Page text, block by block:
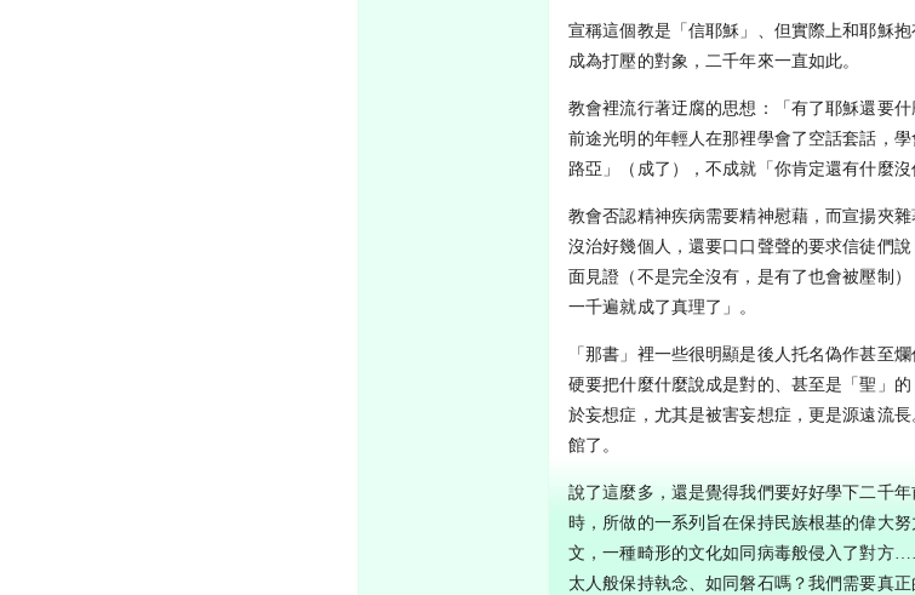
宣稱這個教是「信耶穌」、但實際上和耶穌
成為打壓的對象，二千年來一直如此。
教會裡流行著迂腐的思想：「有了耶穌還要
前途光明的年輕人在那裡學會了空話套話，
路亞」（成了），不成就「你肯定還有什麼沒
教會否認精神疾病需要精神慰藉，而宣揚夾
沒治好幾個人，還要口口聲聲的要求信徒們
面見證（不是完全沒有，是有了也會被壓制
一千遍就成了真理了」。
「那書」裡一些很明顯是後人托名偽作甚至
硬要把什麼什麼說成是對的、甚至是「聖」
於妄想症，尤其是被害妄想症，更是源遠流
館了。
說了這麼多，還是覺得我們要好好學下二千
時，所做的一系列旨在保持民族根基的偉大
文，一種畸形的文化如同病毒般侵入了對方
太人般保持執念、如同磐石嗎？我們需要真